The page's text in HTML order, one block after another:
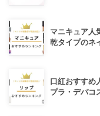
マニキュア人
乾タイプのネ
口紅おすすめ
プラ・デパコ